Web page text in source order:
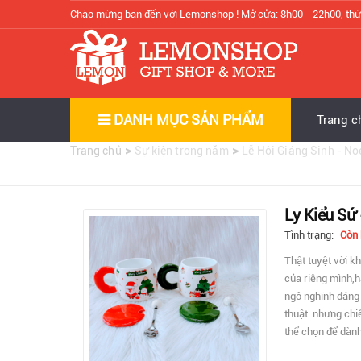
Chào mừng bạn đến với Lemonshop ! Mở cửa: 8h00 - 22h00,
DANH MỤC SẢN PHẨM Trang
Trang chủ > Sự kiện trong năm > Lễ Hội Giáng Sinh -
Ly Kiểu
Tình trạng: Còn
Thật tuyệt vời
của riêng
ngộ nghĩnh
thuật. nhưng
thể chọn để